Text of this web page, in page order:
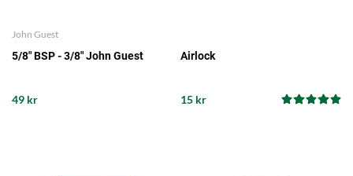
John Guest
5/8" BSP - 3/8" John Guest
49 kr
Airlock
15 kr